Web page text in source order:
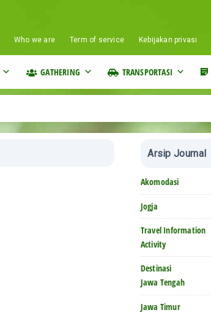
Who we are Term of service Kebijakan privasi
GATHERING TRANSPORTASI
Arsip Journal
Akomodasi
Jogja
Travel Information
Activity
Destinasi
Jawa Tengah
Jawa Timur